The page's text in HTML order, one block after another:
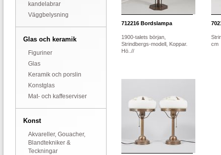
kandelabrar
Väggbelysning
Glas och keramik
Figuriner
Glas
Keramik och porslin
Konstglas
Mat- och kaffeserviser
Konst
Akvareller, Gouacher,
Blandtekniker &
Teckningar
712216 Bordslampa
1900-talets början,
Strindbergs-modell, Koppar.
Hö..//
cm